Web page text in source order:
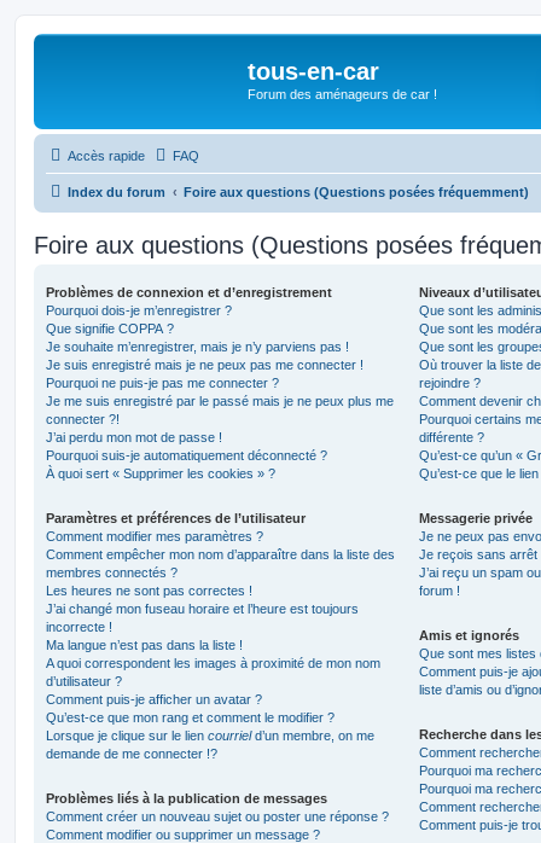
tous-en-car
Forum des aménageurs de car !
Accès rapide FAQ
Index du forum Foire aux questions (Questions posées fréquemment)
Foire aux questions (Questions posées
Problèmes de connexion et d’enregistrement
Pourquoi dois-je m’enregistrer ?
Que signifie COPPA ?
Je souhaite m’enregistrer, mais je n’y parviens pas !
Je suis enregistré mais je ne peux pas me connecter !
Pourquoi ne puis-je pas me connecter ?
Je me suis enregistré par le passé mais je ne peux plus me
connecter ?!
J’ai perdu mon mot de passe !
Pourquoi suis-je automatiquement déconnecté ?
À quoi sert « Supprimer les cookies » ?
Paramètres et préférences de l’utilisateur
Comment modifier mes paramètres ?
Comment empêcher mon nom d’apparaître dans la liste des
membres connectés ?
Les heures ne sont pas correctes !
J’ai changé mon fuseau horaire et l’heure est toujours
incorrecte !
Ma langue n’est pas dans la liste !
A quoi correspondent les images à proximité de mon nom
d’utilisateur ?
Comment puis-je afficher un avatar ?
Qu’est-ce que mon rang et comment le modifier ?
Lorsque je clique sur le lien courrield’un membre, on me
demande de me connecter !?
Problèmes liés à la publication de messages
Comment créer un nouveau sujet ou poster une réponse ?
Comment modifier ou supprimer un message ?
Niveaux
Que sont les
Que sont les
Que sont les
Où trouver la liste
rejoindre ?
Comment devenir
Pourquoi certains
différente ?
Qu’est-ce qu’un «
Qu’est-ce que le
Messagerie privée
Je ne peux pas
Je reçois sans arrêt
J’ai reçu un spam
forum !
Amis et ignorés
Que sont mes listes
Comment puis-je
liste d’amis ou
Recherche dans
Comment
Pourquoi ma
Pourquoi ma
Comment
Comment puis-je